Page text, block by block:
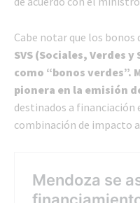
Cabe notar que los bonos
SVS (Sociales, Verdes
como “bonos verdes”.
pionera en la emisión
destinados a financiación
combinación de impacto